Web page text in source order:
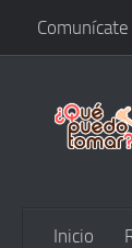
Saltar al
Comunícate
Inicio